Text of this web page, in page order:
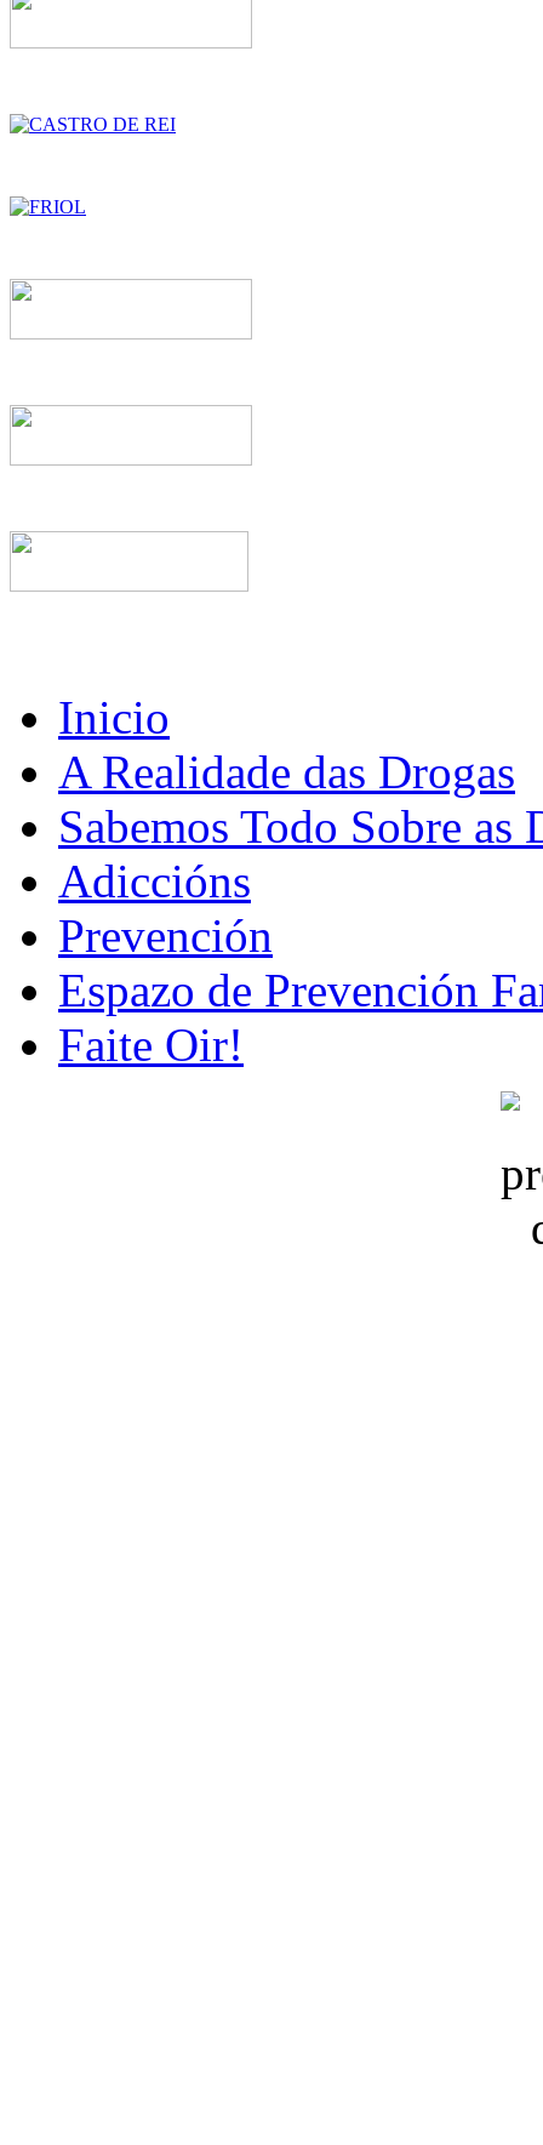
Inicio
A Realidade das Drogas
Sabemos Todo Sobre as
Adiccións
Prevención
Espazo de Prevención
Faite Oir!